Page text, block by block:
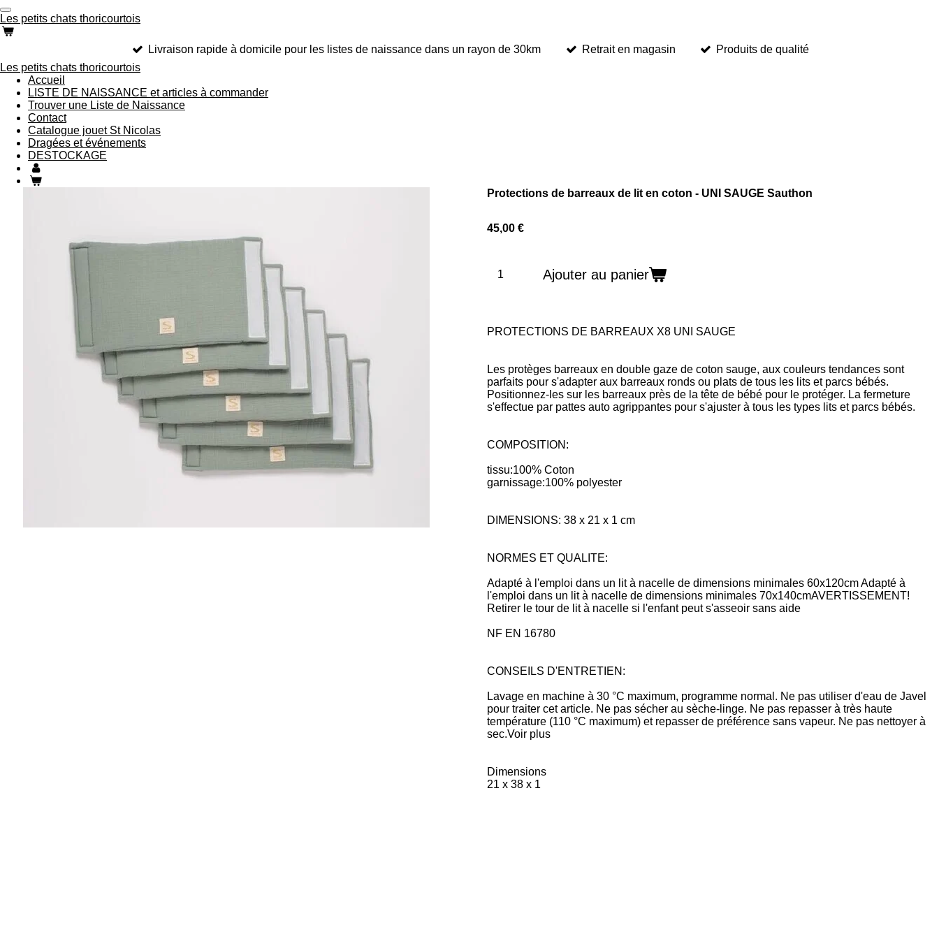
Passer
au
contenu
Les petits chats thoricourtois
Livraison rapide à domicile pour les listes de naissance dans un rayon de 30km Retrait en magasin
Produits de qualité
Les petits chats thoricourtois
Accueil
LISTE DE NAISSANCE et articles à commander
Trouver une Liste de Naissance
Contact
Catalogue jouet St Nicolas
Dragées et événements
DESTOCKAGE
Protections de barreaux de lit en coton - UNI SAUGE Sauthon
45,00 €
Ajouter au panier
PROTECTIONS DE BARREAUX X8 UNI SAUGE
Les protèges barreaux en double gaze de coton sauge, aux couleurs tendances sont
parfaits pour s'adapter aux barreaux ronds ou plats de tous les lits et parcs bébés.
Positionnez-les sur les barreaux près de la tête de bébé pour le protéger. La fermeture
s'effectue par pattes auto agrippantes pour s'ajuster à tous les types lits et parcs bébés.
COMPOSITION:
tissu:100% Coton
garnissage:100% polyester
DIMENSIONS: 38 x 21 x 1 cm
NORMES ET QUALITE:
Adapté à l'emploi dans un lit à nacelle de dimensions minimales 60x120cm Adapté à
l'emploi dans un lit à nacelle de dimensions minimales 70x140cmAVERTISSEMENT!
Retirer le tour de lit à nacelle si l'enfant peut s'asseoir sans aide
NF EN 16780
CONSEILS D'ENTRETIEN:
Lavage en machine à 30 °C maximum, programme normal. Ne pas utiliser d'eau de Javel
pour traiter cet article. Ne pas sécher au sèche-linge. Ne pas repasser à très haute
température (110 °C maximum) et repasser de préférence sans vapeur. Ne pas nettoyer à
sec.Voir plus
Dimensions
21 x 38 x 1